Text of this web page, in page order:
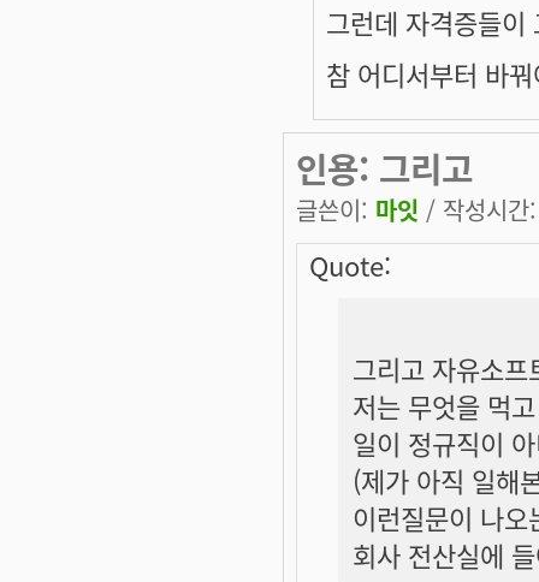
그런데 자격증들
참 어디서부터 바
인용: 그리고
글쓴이: 마잇 / 작성시
Quote:
그리고 자유소
저는 무엇을 먹
일이 정규직이
(제가 아직 일해
이런질문이 나
회사 전산실에